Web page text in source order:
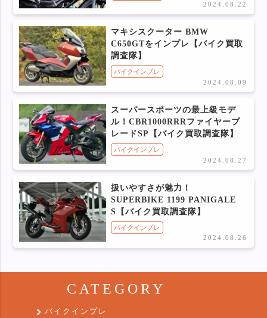
2024.08.22
マキシスクーター BMW
C650GTをインプレ【バイク買取
調査隊】
バイクインプレ
2024.08.09
スーパースポーツの最上級モデ
ル！CBR1000RRRファイヤーブ
レードSP【バイク買取調査隊】
バイクインプレ
2024.08.27
扱いやすさが魅力！
SUPERBIKE 1199 PANIGALE
S【バイク買取調査隊】
バイクインプレ
2024.08.26
CATEGORY
バイクインプレ